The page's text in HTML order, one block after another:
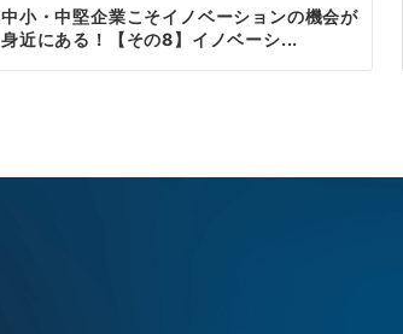
中小・中堅企業こそイノベーションの機会が
身近にある！【その8】イノベーシ...